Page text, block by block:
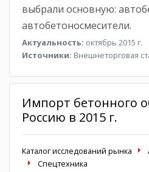
выбрали основную:
автобетоносмесители.
Актуальность: октябрь 2015 г.
Источники: Внешнеторговая
Импорт бетонного
Россию в 2015 г.
Каталог исследований рынка
Спецтехника